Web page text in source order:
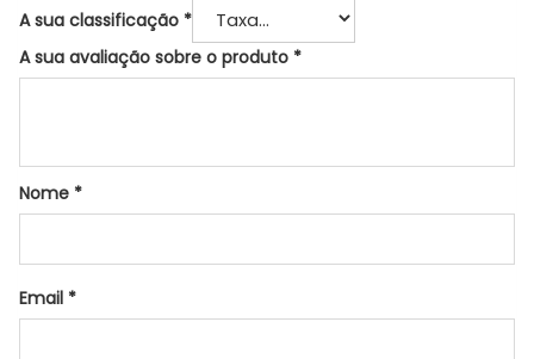
A sua classificação *
A sua avaliação sobre o produto *
Nome *
Email *